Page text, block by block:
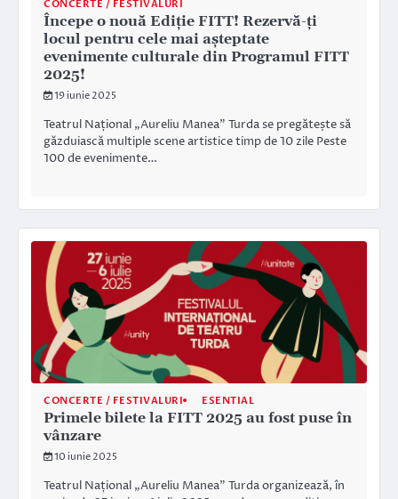
CONCERTE / FESTIVALURI
Începe o nouă Ediție FITT! Rezervă-ți
locul pentru cele mai așteptate
evenimente culturale din Programul FITT
2025!
19 iunie 2025
Teatrul Național „Aureliu Manea” Turda se pregătește să
găzduiască multiple scene artistice timp de 10 zile Peste
100 de evenimente…
CONCERTE / FESTIVALURI ESENTIAL
Primele bilete la FITT 2025 au fost puse în
vânzare
10 iunie 2025
Teatrul Național „Aureliu Manea” Turda organizează, în